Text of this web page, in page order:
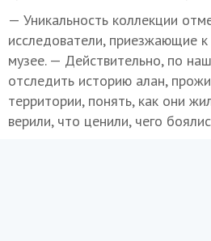
— Уникальность коллекции
исследователи, приезжающие
музее. — Действительно, по
отследить историю алан,
территории, понять, как они
верили, что ценили, чего